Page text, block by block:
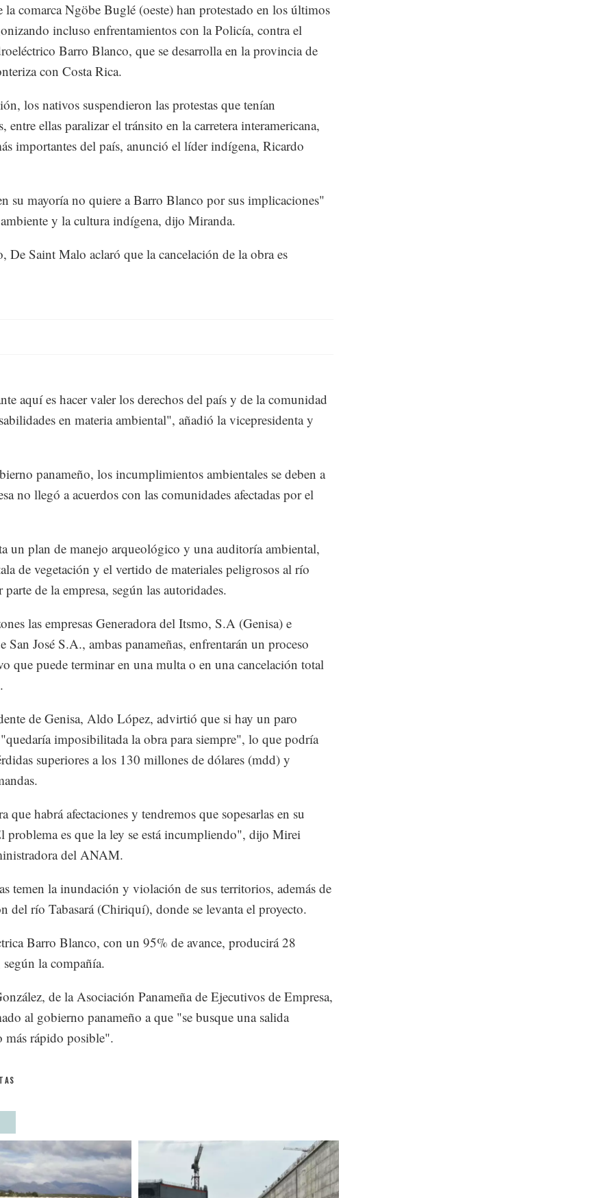
la comarca Ngöbe Buglé (oeste) han protestado en los últimos
incluso enfrentamientos con la Policía, contra el
Barro Blanco, que se desarrolla en la provincia de
con Costa Rica.
los nativos suspendieron las protestas que tenían
entre ellas paralizar el tránsito en la carretera interamericana,
importantes del país, anunció el líder indígena, Ricardo
su mayoría no quiere a Barro Blanco por sus implicaciones"
y la cultura indígena, dijo Miranda.
De Saint Malo aclaró que la cancelación de la obra es
aquí es hacer valer los derechos del país y de la comunidad
en materia ambiental", añadió la vicepresidenta y
panameño, los incumplimientos ambientales se deben a
no llegó a acuerdos con las comunidades afectadas por el
un plan de manejo arqueológico y una auditoría ambiental,
de vegetación y el vertido de materiales peligrosos al río
parte de la empresa, según las autoridades.
las empresas Generadora del Itsmo, S.A (Genisa) e
San José S.A., ambas panameñas, enfrentarán un proceso
que puede terminar en una multa o en una cancelación total
de Genisa, Aldo López, advirtió que si hay un paro
imposibilitada la obra para siempre", lo que podría
superiores a los 130 millones de dólares (mdd) y
que habrá afectaciones y tendremos que sopesarlas en su
problema es que la ley se está incumpliendo", dijo Mirei
del ANAM.
temen la inundación y violación de sus territorios, además de
del río Tabasará (Chiriquí), donde se levanta el proyecto.
Barro Blanco, con un 95% de avance, producirá 28
la compañía.
de la Asociación Panameña de Ejecutivos de Empresa,
al gobierno panameño a que "se busque una salida
más rápido posible".